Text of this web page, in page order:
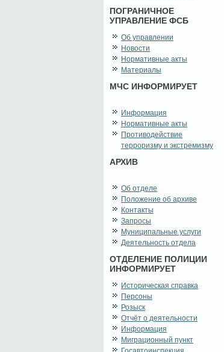
ПОГРАНИЧНОЕ
УПРАВЛЕНИЕ ФСБ
Об управлении
Новости
Нормативные акты
Материалы
МЧС ИНФОРМИРУЕТ
Информация
Нормативные акты
Противодействие
терроризму и экстремизму
АРХИВ
Об отделе
Положение об архиве
Контакты
Запросы
Муниципальные услуги
Деятельность отдела
ОТДЕЛЕНИЕ ПОЛИЦИИ
ИНФОРМИРУЕТ
Историческая справка
Персоны
Розыск
Отчёт о деятельности
Информация
Миграционный пункт